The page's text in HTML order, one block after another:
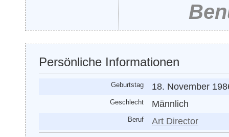
Persönliche Informationen
Geburtstag 18. November
Geschlecht Männlich
Beruf Art Director